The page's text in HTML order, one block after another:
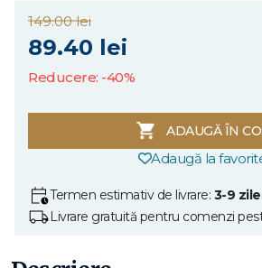
149.00 lei
89.40 lei
Reducere: -40%
ADAUGĂ ÎN
Adaugă la
Termen estimativ de livrare: 3-9
Livrare gratuită pentru comenzi